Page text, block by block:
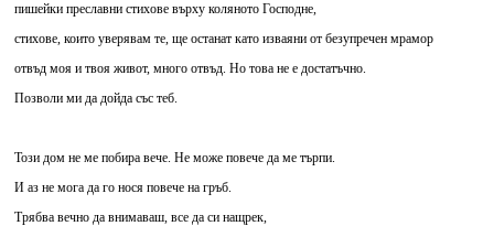
пишейки преславни стихове върху коляното Господне,
стихове, които уверявам те, ще останат като изваяни от безупречен мрамор
отвъд моя и твоя живот, много отвъд. Но това не е достатъчно.
Позволи ми да дойда със теб.
Този дом не ме побира вече. Не може повече да ме търпи.
И аз не мога да го нося повече на гръб.
Трябва вечно да внимаваш, все да си нащрек,